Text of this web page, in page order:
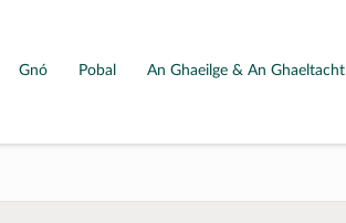
Gnó Pobal An Ghaeilge & An Ghaeltacht